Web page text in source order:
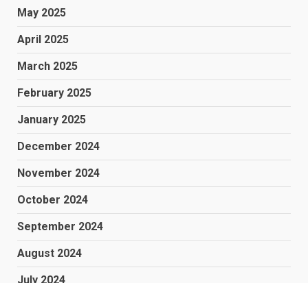
May 2025
April 2025
March 2025
February 2025
January 2025
December 2024
November 2024
October 2024
September 2024
August 2024
July 2024